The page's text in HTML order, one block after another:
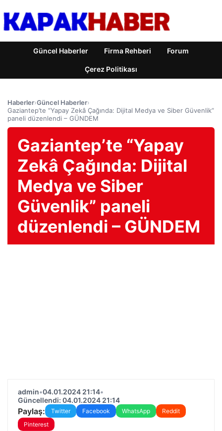
Güncel Haberler Firma Rehberi Forum
Çerez Politikası
Haberler›Güncel Haberler›
Gaziantep’te “Yapay Zekâ Çağında: Dijital Medya ve Siber Güvenlik”
paneli düzenlendi – GÜNDEM
Gaziantep’te “Yapay
Zekâ Çağında: Dijital
Medya ve Siber
Güvenlik” paneli
düzenlendi – GÜNDEM
admin•04.01.2024 21:14•
Güncellendi: 04.01.2024 21:14
Paylaş: Twitter Facebook WhatsApp
Reddit
Pinterest